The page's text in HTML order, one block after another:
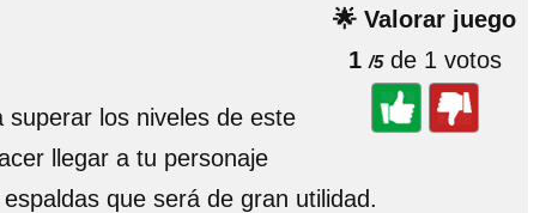
🌟 Valorar juego
1 /5de 1 votos
superar los niveles de este
llegar a tu personaje
que será de gran utilidad.